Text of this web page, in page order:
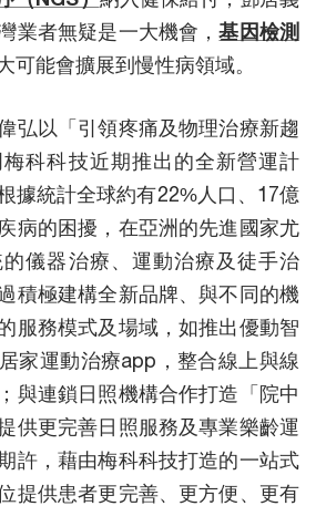
業者無疑是一大機會，基因檢測
可能會擴展到慢性病領域。
弘以「引領疼痛及物理治療新趨
科科技近期推出的全新營運計
據統計全球約有22%人口、17億
病的困擾，在亞洲的先進國家尤
儀器治療、運動治療及徒手治
積極建構全新品牌、與不同的機
服務模式及場域，如推出優動智
家運動治療app，整合線上與線
與連鎖日照機構合作打造「院中
供更完善日照服務及專業樂齡運
許，藉由梅科科技打造的一站式
提供患者更完善、更方便、更有